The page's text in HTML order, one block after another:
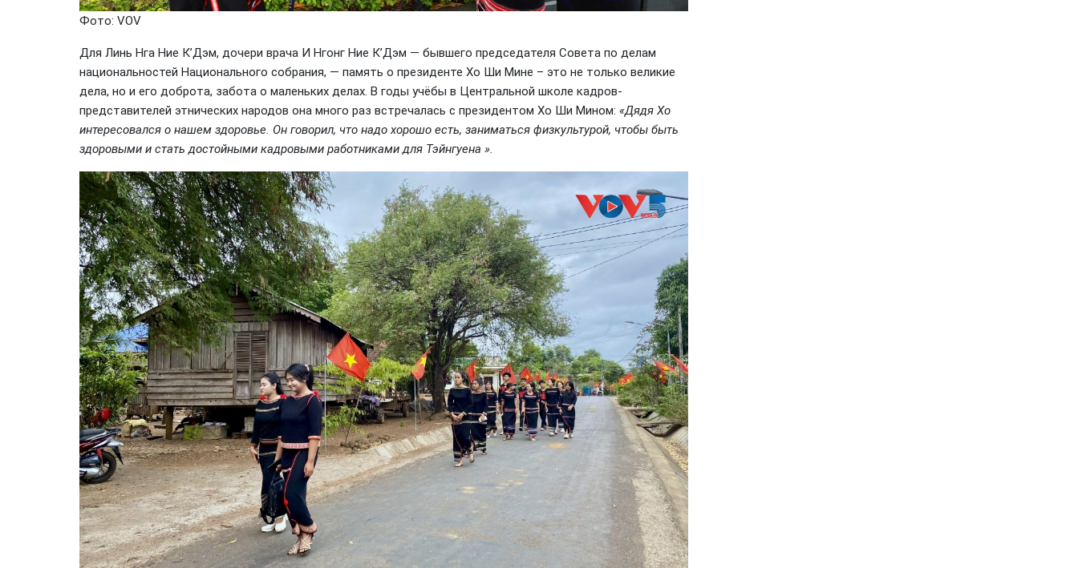
Фото: VOV
Для Линь Нга Ние К’Дэм, дочери врача И Нгонг Ние К’Дэм — бывшего председателя Совета по делам
национальностей Национального собрания, — память о президенте Хо Ши Мине – это не только великие
дела, но и его доброта, забота о маленьких делах. В годы учёбы в Центральной школе кадров-
представителей этнических народов она много раз встречалась с президентом Хо Ши Мином: «Дядя Хо
интересовался о нашем здоровье. Он говорил, что надо хорошо есть, заниматься физкультурой, чтобы быть
здоровыми и стать достойными кадровыми работниками для Тэйнгуена ».